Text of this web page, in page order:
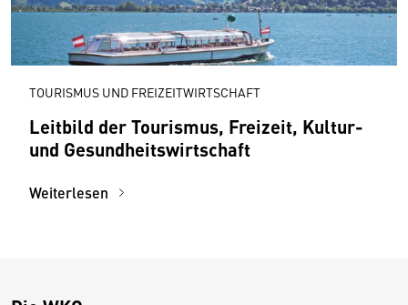
TOURISMUS UND FREIZEITWIRTSCHAFT
Leitbild der Tourismus, Freizeit, Kultur-
und Gesundheitswirtschaft
Weiterlesen